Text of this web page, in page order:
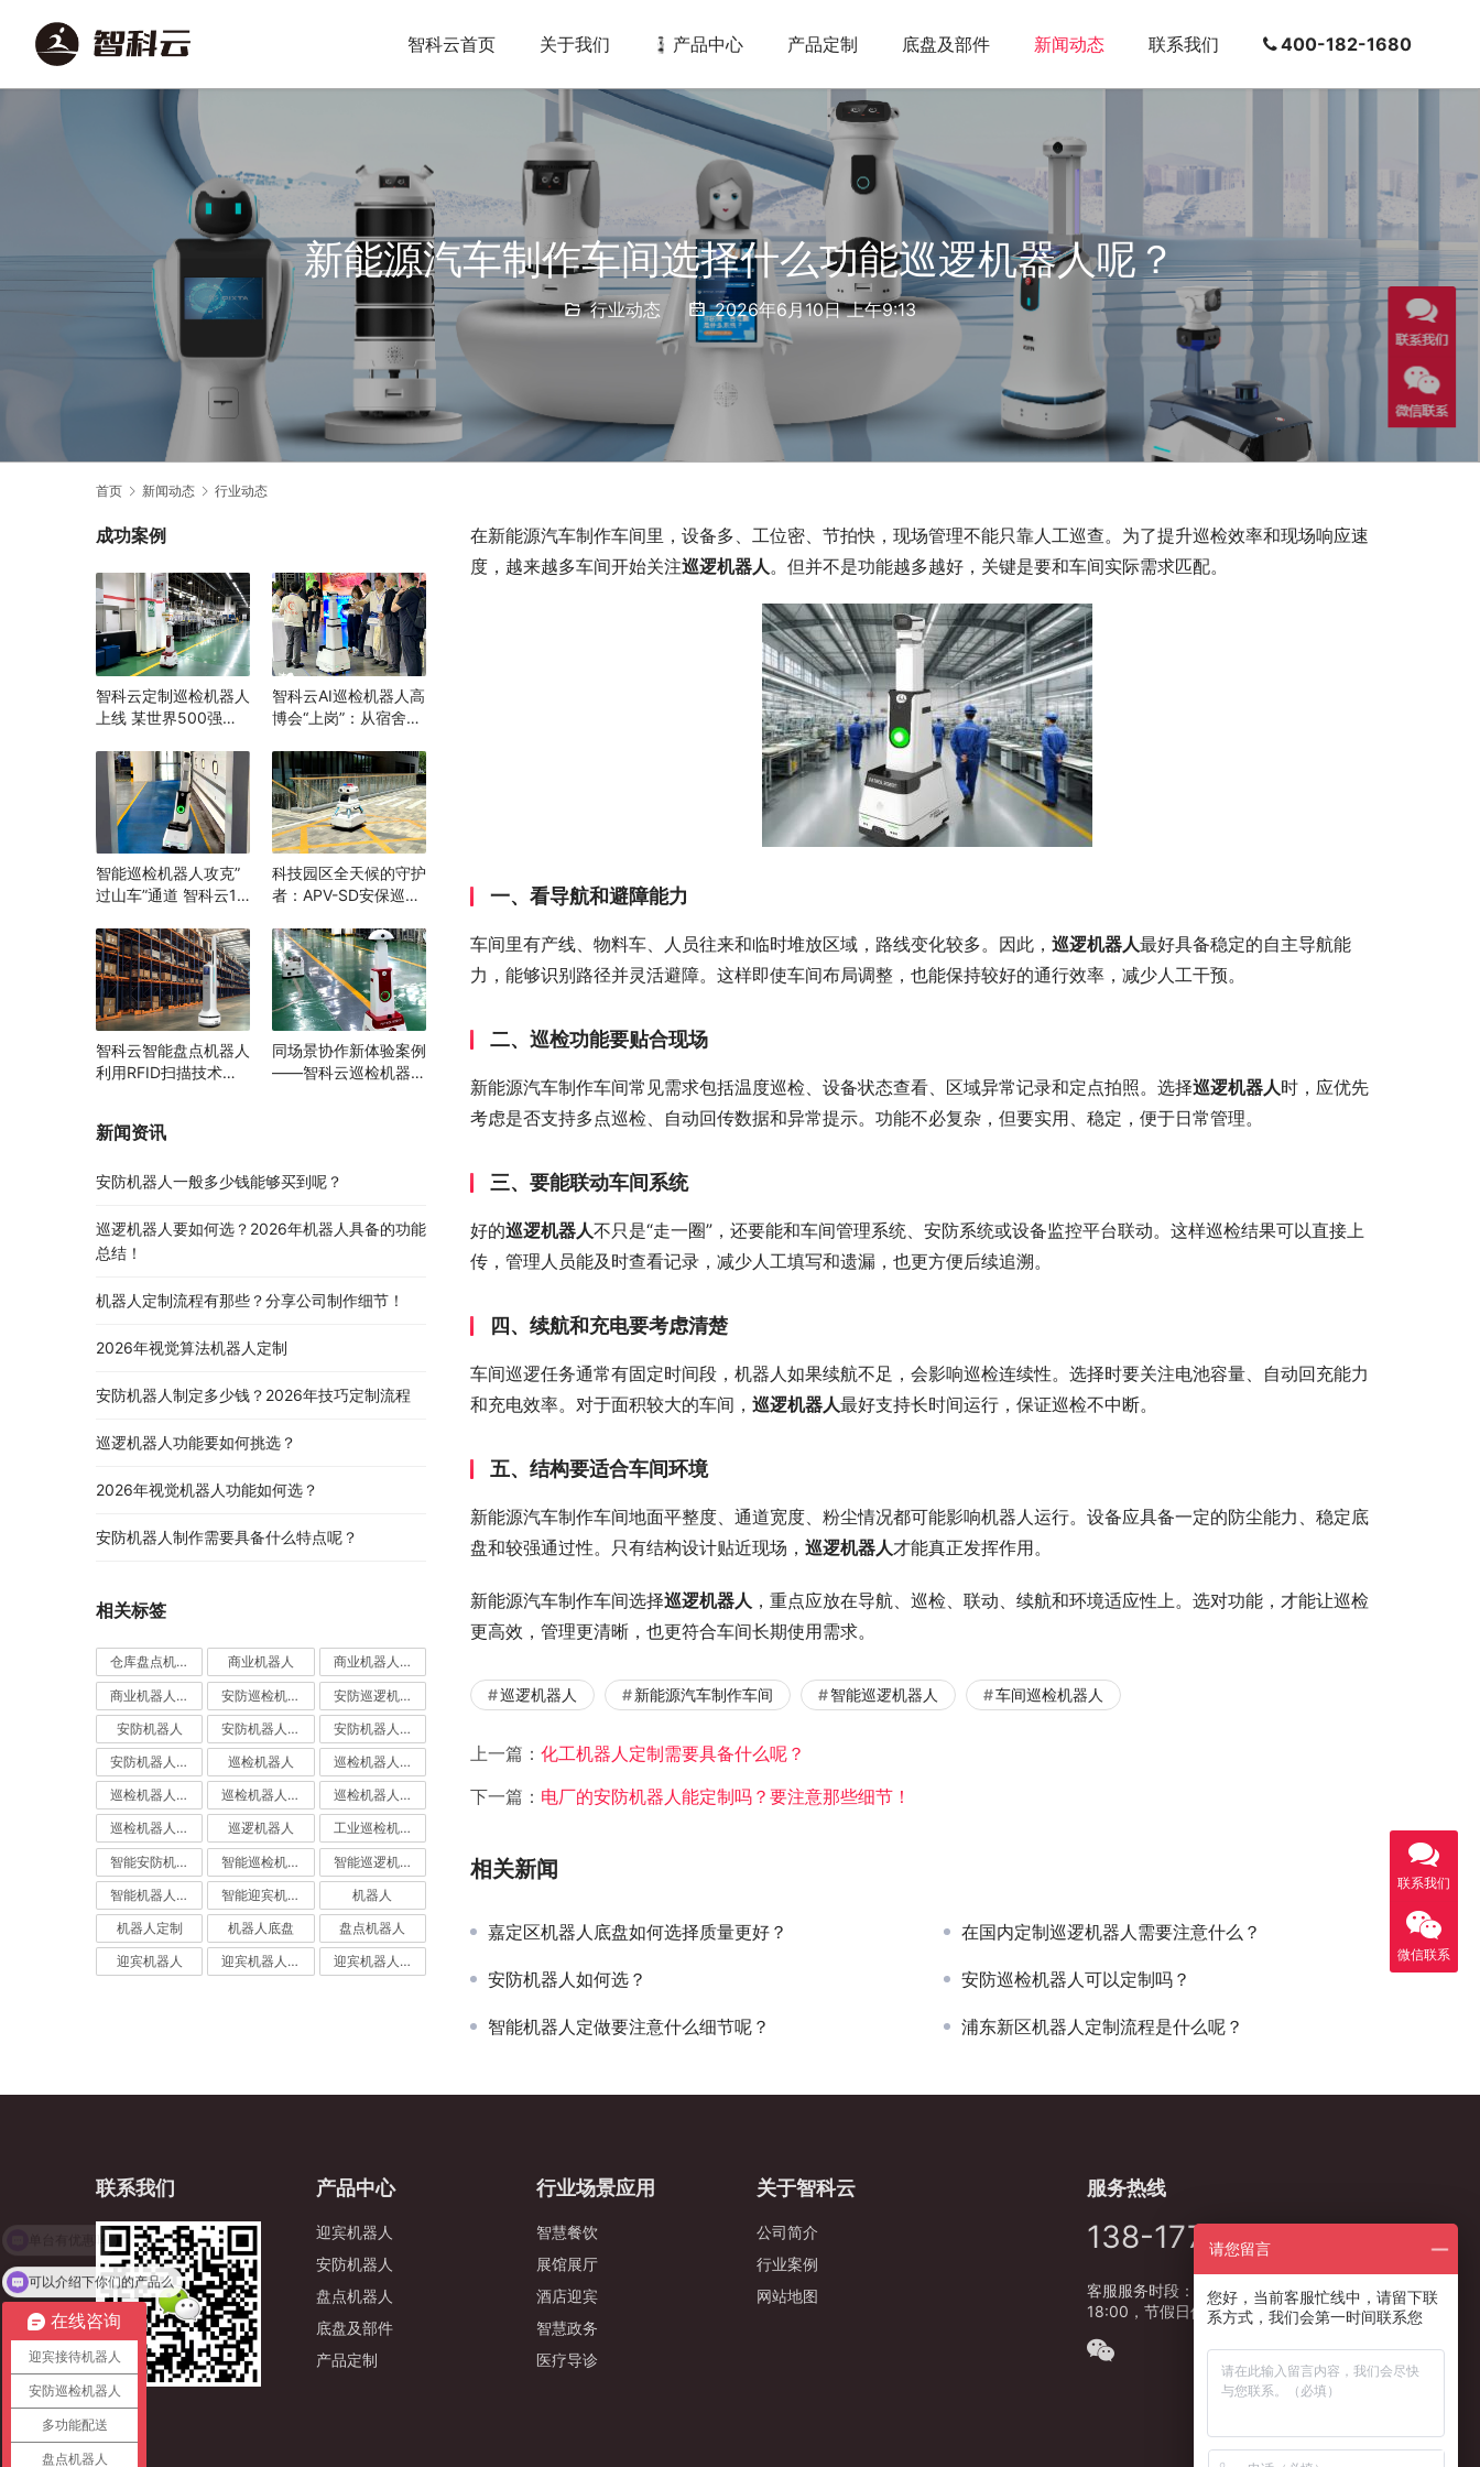
智科云首页 关于我们 产品中心 产品定制 底盘及部件 新闻动态 联系我们 400-182-1680
新能源汽车制作车间选择什么功能巡逻机器人呢？
行业动态 2026年6月10日 上午9:13
首页 新闻动态 行业动态
在新能源汽车制作车间里，设备多、工位密、节拍快，现场管理不能只靠人工巡查。为了提升巡检效率和现场响应速
度，越来越多车间开始关注巡逻机器人。但并不是功能越多越好，关键是要和车间实际需求匹配。
一、看导航和避障能力
车间里有产线、物料车、人员往来和临时堆放区域，路线变化较多。因此， 巡逻机器人最好具备稳定的自主导航能
力，能够识别路径并灵活避障。这样即使车间布局调整，也能保持较好的通行效率，减少人工干预。
二、巡检功能要贴合现场
新能源汽车制作车间常见需求包括温度巡检、设备状态查看、区域异常记录和定点拍照。选择巡逻机器人时，应优先
考虑是否支持多点巡检、自动回传数据和异常提示。功能不必复杂，但要实用、稳定，便于日常管理。
三、要能联动车间系统
好的巡逻机器人不只是“走一圈”，还要能和车间管理系统、安防系统或设备监控平台联动。这样巡检结果可以直接上
传，管理人员能及时查看记录，减少人工填写和遗漏，也更方便后续追溯。
四、续航和充电要考虑清楚
车间巡逻任务通常有固定时间段，机器人如果续航不足，会影响巡检连续性。选择时要关注电池容量、自动回充能力
和充电效率。对于面积较大的车间， 巡逻机器人最好支持长时间运行，保证巡检不中断。
五、结构要适合车间环境
新能源汽车制作车间地面平整度、通道宽度、粉尘情况都可能影响机器人运行。设备应具备一定的防尘能力、稳定底
盘和较强通过性。只有结构设计贴近现场， 巡逻机器人才能真正发挥作用。
新能源汽车制作车间选择巡逻机器人 ，重点应放在导航、巡检、联动、续航和环境适应性上。选对功能，才能让巡检
更高效，管理更清晰，也更符合车间长期使用需求。
巡逻机器人 新能源汽车制作车间 智能巡逻机器人 车间巡检机器人
上一篇： 化工机器人定制需要具备什么呢？
下一篇： 电厂的安防机器人能定制吗？要注意那些细节！
相关新闻
嘉定区机器人底盘如何选择质量更好？ 在国内定制巡逻机器人需要注意什么？
安防机器人如何选？ 安防巡检机器人可以定制吗？
智能机器人定做要注意什么细节呢？ 浦东新区机器人定制流程是什么呢？
成功案例
智科云定制巡检机器人
上线 某世界500强企
隐患，辅助生产管理
智科云AI巡检机器人高
博会“上岗”：从宿舍到
完“最后一公里”
智能巡检机器人攻克”
过山车”通道 智科云1.8
打造安全生产新范例
科技园区全天候的守护
者：APV-SD安保巡逻
智科云智能盘点机器人
利用RFID扫描技术助
同场景协作新体验案例
——智科云巡检机器人
新闻资讯
安防机器人一般多少钱能够买到呢？
巡逻机器人要如何选？2026年机器人具备的功能
总结！
机器人定制流程有那些？分享公司制作细节！
2026年视觉算法机器人定制
安防机器人制定多少钱？2026年技巧定制流程
巡逻机器人功能要如何挑选？
2026年视觉机器人功能如何选？
安防机器人制作需要具备什么特点呢？
相关标签
仓库盘点机器人 商业机器人 商业机器人底盘
商业机器人底盘公司 安防巡检机器人 安防巡逻机器人
安防机器人 安防机器人价格 安防机器人公司
安防机器人定制 巡检机器人 巡检机器人价格
巡检机器人公司 巡检机器人厂家 巡检机器人定制
巡检机器人应用 巡逻机器人 工业巡检机器人
智能安防机器人 智能巡检机器人 智能巡逻机器人
智能机器人定制 智能迎宾机器人 机器人
机器人定制 机器人底盘 盘点机器人
迎宾机器人 迎宾机器人价格 迎宾机器人公司
联系我们 产品中心
迎宾机器人
安防机器人
盘点机器人
底盘及部件
产品定制
行业场景应用
智慧餐饮
展馆展厅
酒店迎宾
智慧政务
医疗导诊
关于智科云
公司简介
行业案例
网站地图
服务热线
138-1778-5627
客服服务时段：周一至周五，9:00 -
18:00，节假日休息
联系我们
微信联系
在线咨询
迎宾接待机器人
安防巡检机器人
多功能配送
盘点机器人
可以介绍下你们的产品么
请您留言
您好，当前客服忙线中，请留下联
系方式，我们会第一时间联系您